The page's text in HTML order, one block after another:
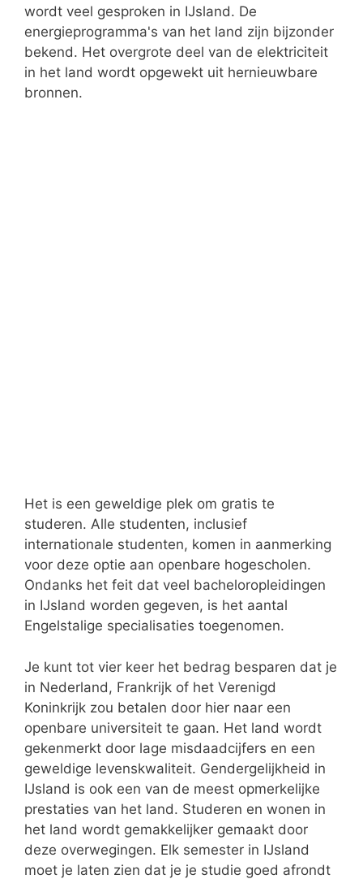
wordt veel gesproken in IJsland. De
energieprogramma's van het land zijn bijzonder
bekend. Het overgrote deel van de elektriciteit
in het land wordt opgewekt uit hernieuwbare
bronnen.
Het is een geweldige plek om gratis te
studeren. Alle studenten, inclusief
internationale studenten, komen in aanmerking
voor deze optie aan openbare hogescholen.
Ondanks het feit dat veel bacheloropleidingen
in IJsland worden gegeven, is het aantal
Engelstalige specialisaties toegenomen.
Je kunt tot vier keer het bedrag besparen dat je
in Nederland, Frankrijk of het Verenigd
Koninkrijk zou betalen door hier naar een
openbare universiteit te gaan. Het land wordt
gekenmerkt door lage misdaadcijfers en een
geweldige levenskwaliteit. Gendergelijkheid in
IJsland is ook een van de meest opmerkelijke
prestaties van het land. Studeren en wonen in
het land wordt gemakkelijker gemaakt door
deze overwegingen. Elk semester in IJsland
moet je laten zien dat je je studie goed afrondt